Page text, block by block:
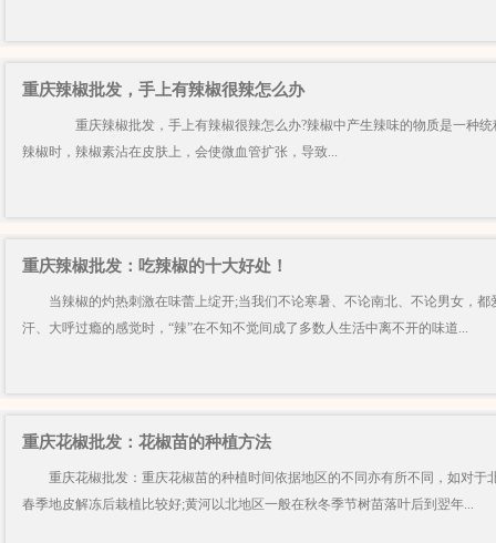
重庆辣椒批发，手上有辣椒很辣怎么办
重庆辣椒批发，手上有辣椒很辣怎么办?辣椒中产生辣味的物质是一种统
辣椒时，辣椒素沾在皮肤上，会使微血管扩张，导致...
重庆辣椒批发：吃辣椒的十大好处！
当辣椒的灼热刺激在味蕾上绽开;当我们不论寒暑、不论南北、不论男女，都
汗、大呼过瘾的感觉时，“辣”在不知不觉间成了多数人生活中离不开的味道...
重庆花椒批发：花椒苗的种植方法
重庆花椒批发：重庆花椒苗的种植时间依据地区的不同亦有所不同，如对于
春季地皮解冻后栽植比较好;黄河以北地区一般在秋冬季节树苗落叶后到翌年...